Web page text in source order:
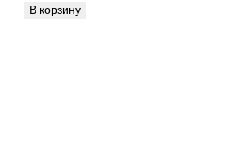
В корзину